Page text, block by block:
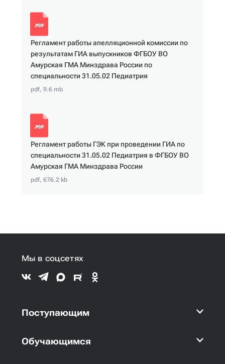
Регламент работы апелляционной комиссии по
результатам ГИА выпускников ФГБОУ ВО
Амурская ГМА Минздрава России по
специальности 31.05.02 Педиатрия
pdf, 9.6 mb
Регламент работы ГЭК при проведении ГИА по
специальности 31.05.02 Педиатрия в ФГБОУ ВО
Амурская ГМА Минздрава России
pdf, 676.2 kb
Мы в соцсетях
Поступающим
Обучающимся